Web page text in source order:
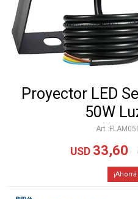
Proyector LED
50W
USD 33,60